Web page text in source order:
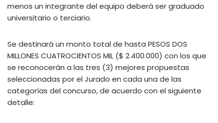
menos un integrante del equipo deberá ser graduado
universitario o terciario.
Se destinará un monto total de hasta PESOS DOS
MILLONES CUATROCIENTOS MIL ($ 2.400.000) con los que
se reconocerán a las tres (3) mejores propuestas
seleccionadas por el Jurado en cada una de las
categorías del concurso, de acuerdo con el siguiente
detalle: